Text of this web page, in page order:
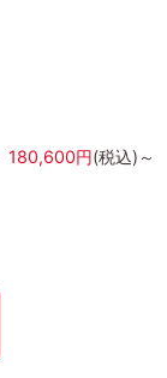
180,600円(税込)～